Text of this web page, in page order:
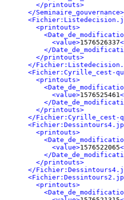
</printouts>
</Seminaire_gouvernance>
<printouts>
<value>1576526337
</
</printouts>
</
<Fichier:Cyrille_cest-
<printouts>
<value>1576525461
</
</printouts>
</Fichier:Cyrille_cest-
<printouts>
<value>1576522065
</
</printouts>
</
<printouts>